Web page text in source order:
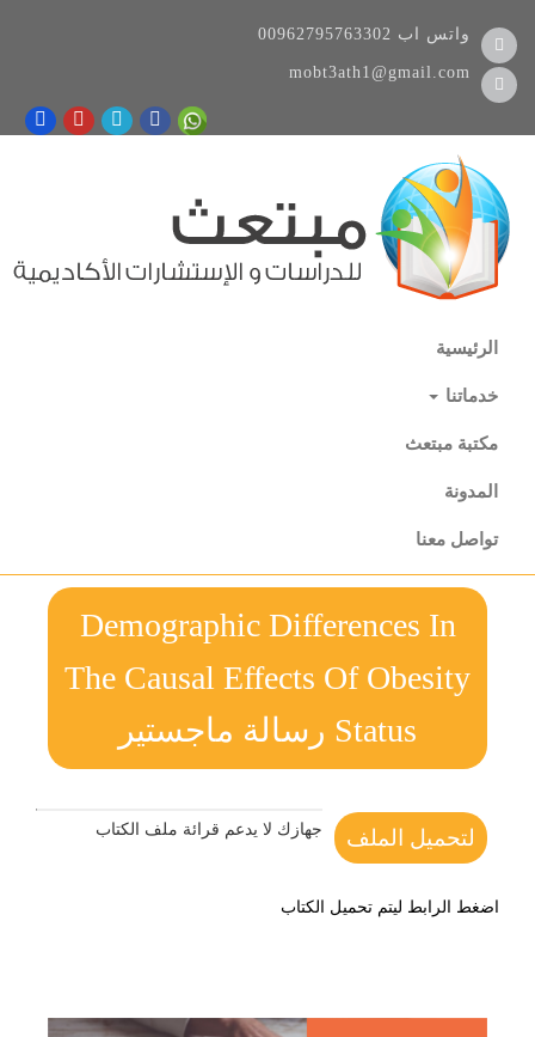
00962795763302 واتس اب
mobt3ath1@gmail.com
الرئيسية
خدماتنا
مكتبة مبتعث
المدونة
تواصل معنا
Demographic Differences In
The Causal Effects Of Obesity
Status رسالة ماجستير
لتحميل الملف جهازك لا يدعم قرائة ملف الكتاب
اضغط الرابط ليتم تحميل الكتاب